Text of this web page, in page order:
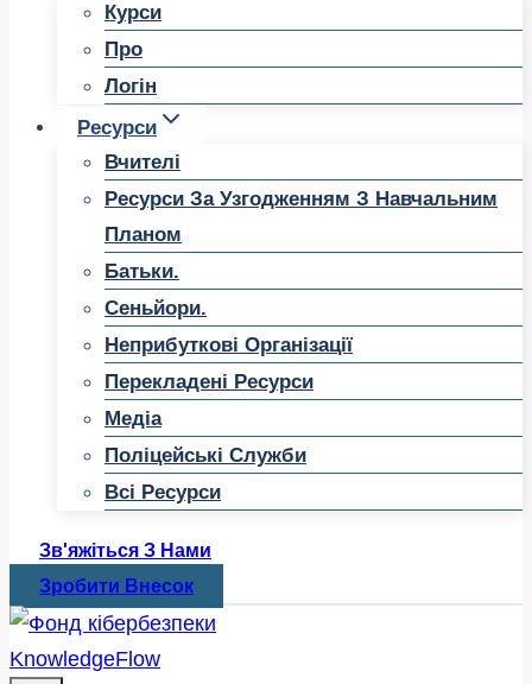
Курси
Про
Логін
Ресурси
Вчителі
Ресурси За Узгодженням З Навчальним
Планом
Батьки.
Сеньйори.
Неприбуткові Організації
Перекладені Ресурси
Медіа
Поліцейські Служби
Всі Ресурси
Зв'яжіться З Нами
Зробити Внесок